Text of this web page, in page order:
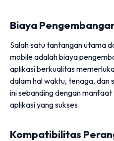
Biaya
Salah satu tantangan utama
mobile adalah biaya
aplikasi berkualitas
dalam hal waktu, tenaga, dan
ini sebanding dengan
aplikasi yang sukses.
Kompatibilitas